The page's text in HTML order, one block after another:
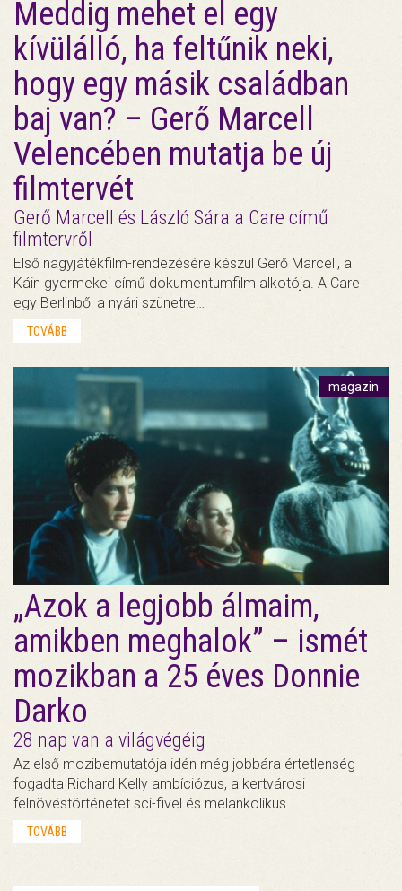
Meddig mehet el egy
kívülálló, ha feltűnik neki,
hogy egy másik családban
baj van? – Gerő Marcell
Velencében mutatja be új
filmtervét
Gerő Marcell és László Sára a Care című
filmtervről
Első nagyjátékfilm-rendezésére készül Gerő Marcell, a
Káin gyermekei című dokumentumfilm alkotója. A Care
egy Berlinből a nyári szünetre…
TOVÁBB
magazin
„Azok a legjobb álmaim,
amikben meghalok” – ismét
mozikban a 25 éves Donnie
Darko
28 nap van a világvégéig
Az első mozibemutatója idén még jobbára értetlenség
fogadta Richard Kelly ambíciózus, a kertvárosi
felnövéstörténetet sci-fivel és melankolikus…
TOVÁBB